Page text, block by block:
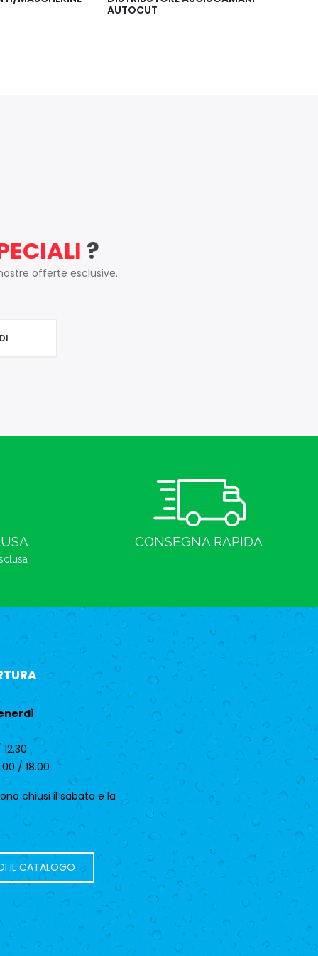
DOPPIO
?
offerte esclusive.
CONSEGNA RAPIDA
/ 18.00
chiusi il sabato e la
IL CATALOGO